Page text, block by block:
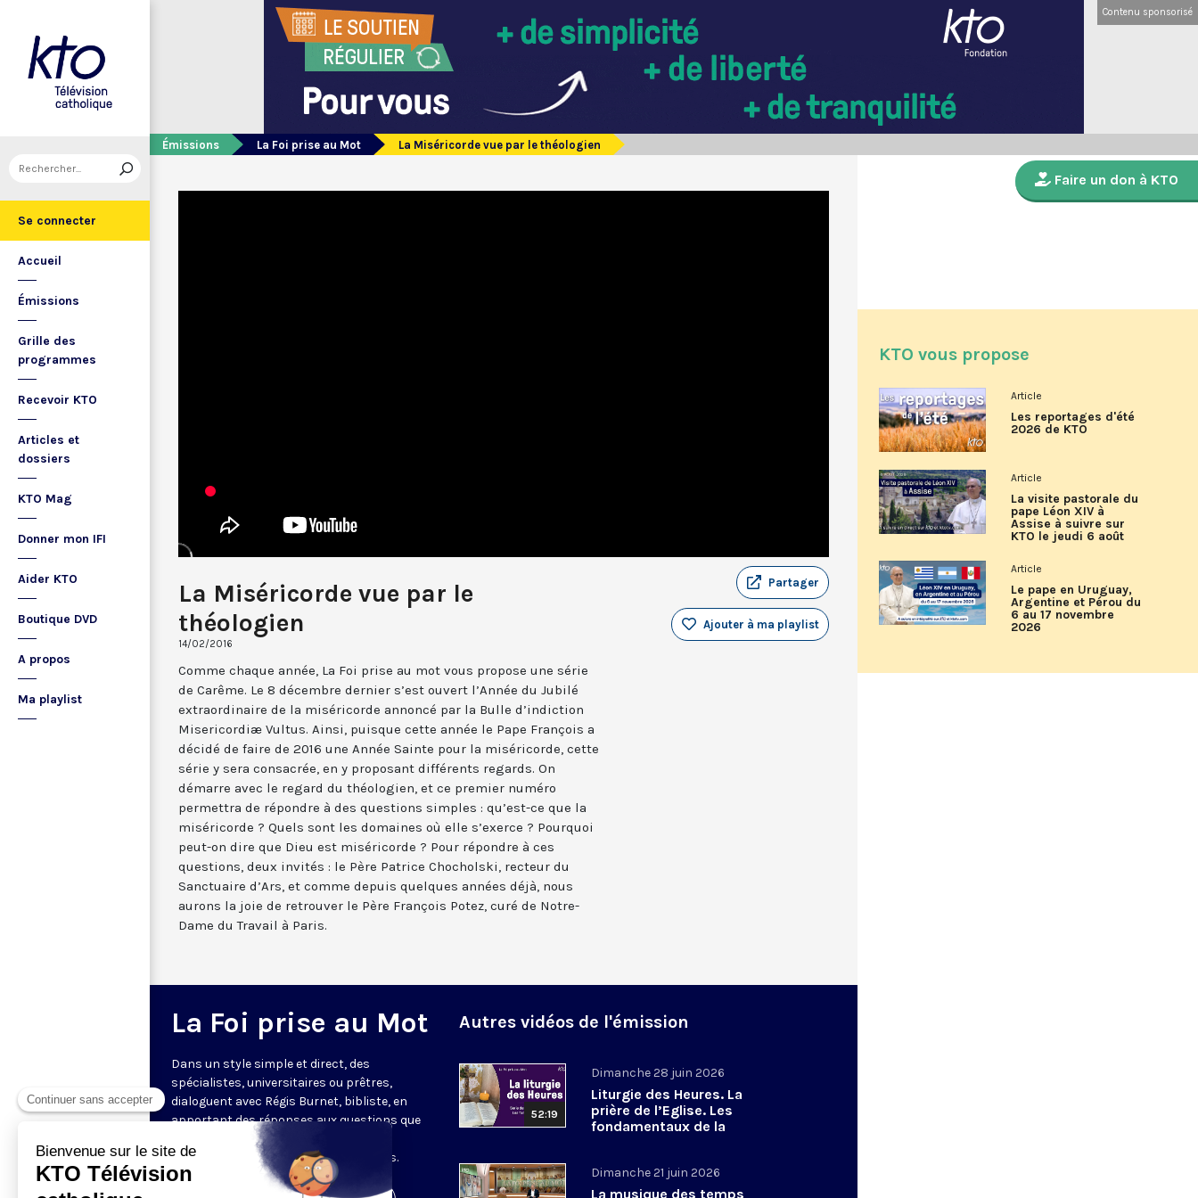
Se connecter
Accueil
Émissions
Grille des
programmes
Recevoir KTO
Articles et
dossiers
KTO Mag
Donner mon IFI
Aider KTO
Boutique DVD
A propos
Ma playlist
Contenu sponsorisé
Émissions La Foi prise au Mot La Miséricorde vue par le théologien
La Miséricorde vue par le
théologien
14/02/2016
Partager
Ajouter à ma playlist
Comme chaque année, La Foi prise au mot vous propose une série
de Carême. Le 8 décembre dernier s’est ouvert l’Année du Jubilé
extraordinaire de la miséricorde annoncé par la Bulle d’indiction
Misericordiæ Vultus. Ainsi, puisque cette année le Pape François a
décidé de faire de 2016 une Année Sainte pour la miséricorde, cette
série y sera consacrée, en y proposant différents regards. On
démarre avec le regard du théologien, et ce premier numéro
permettra de répondre à des questions simples : qu’est-ce que la
miséricorde ? Quels sont les domaines où elle s’exerce ? Pourquoi
peut-on dire que Dieu est miséricorde ? Pour répondre à ces
questions, deux invités : le Père Patrice Chocholski, recteur du
Sanctuaire d’Ars, et comme depuis quelques années déjà, nous
aurons la joie de retrouver le Père François Potez, curé de Notre-
Dame du Travail à Paris.
La Foi prise au Mot
Dans un style simple et direct, des
spécialistes, universitaires ou prêtres,
dialoguent avec Régis Burnet, bibliste, en
apportant des réponses aux questions que
nous pouvons nous poser sur la foi, la
liturgie, de grandes figures chrétiennes.
Autres vidéos de l'émission
52:19
Dimanche 28 juin 2026
Liturgie des Heures. La
prière de l’Eglise. Les
fondamentaux de la
Dimanche 21 juin 2026
La musique des temps
Faire un don à KTO
KTO vous propose
Article
Les reportages d'été
2026 de KTO
Article
La visite pastorale du
pape Léon XIV à
Assise à suivre sur
KTO le jeudi 6 août
Article
Le pape en Uruguay,
Argentine et Pérou du
6 au 17 novembre
2026